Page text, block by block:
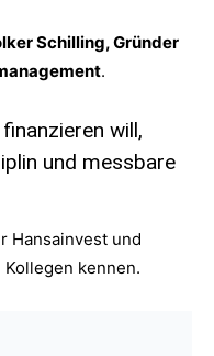
Schilling, Gründer
.
will,
und messbare
Hansainvest und
kennen.